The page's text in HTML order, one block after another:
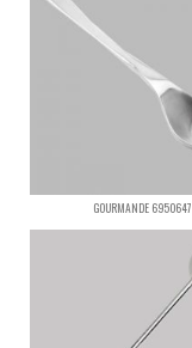
GOURMANDE 6950647